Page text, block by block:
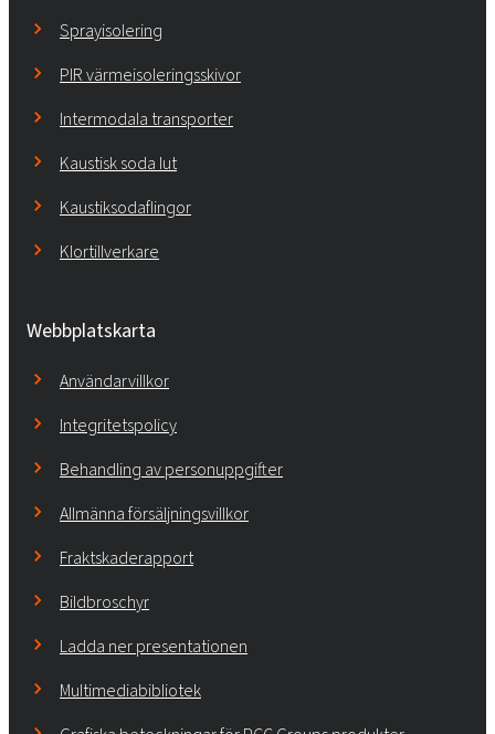
Sprayisolering
PIR värmeisoleringsskivor
Intermodala transporter
Kaustisk soda lut
Kaustiksodaflingor
Klortillverkare
Webbplatskarta
Användarvillkor
Integritetspolicy
Behandling av personuppgifter
Allmänna försäljningsvillkor
Fraktskaderapport
Bildbroschyr
Ladda ner presentationen
Multimediabibliotek